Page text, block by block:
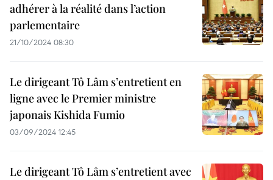
adhérer à la réalité dans l’action
parlementaire
21/10/2024 08:30
Le dirigeant Tô Lâm s’entretient en
ligne avec le Premier ministre
japonais Kishida Fumio
03/09/2024 12:45
Le dirigeant Tô Lâm s’entretient avec